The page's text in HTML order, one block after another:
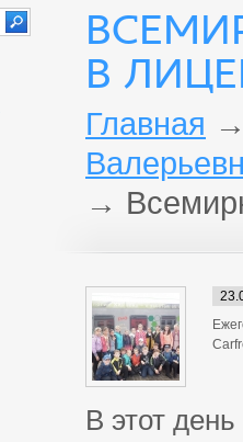
В
Главная
→
В этот